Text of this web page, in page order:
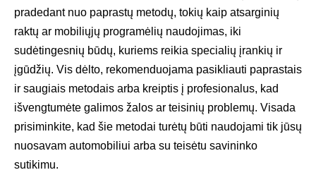
pradedant nuo paprastų metodų, tokių kaip atsarginių
raktų ar mobiliųjų programėlių naudojimas, iki
sudėtingesnių būdų, kuriems reikia specialių įrankių ir
įgūdžių. Vis dėlto, rekomenduojama pasikliauti paprastais
ir saugiais metodais arba kreiptis į profesionalus, kad
išvengtumėte galimos žalos ar teisinių problemų. Visada
prisiminkite, kad šie metodai turėtų būti naudojami tik jūsų
nuosavam automobiliui arba su teisėtu savininko
sutikimu.